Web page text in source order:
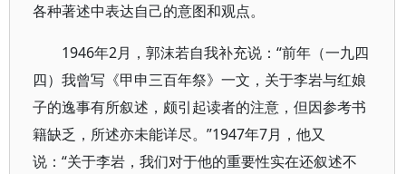
各种著述中表达自己的意图和观点。
1946年2月，郭沫若自我补充说：“前年（一九四
四）我曾写《甲申三百年祭》一文，关于李岩与红娘
子的逸事有所叙述，颇引起读者的注意，但因参考书
籍缺乏，所述亦未能详尽。”1947年7月，他又
说：“关于李岩，我们对于他的重要性实在还叙述不